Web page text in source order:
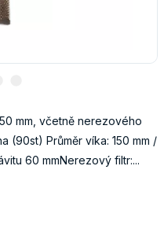
mm, včetně nerezového
(90st) Průměr víka: 150 mm /
60 mmNerezový filtr:...